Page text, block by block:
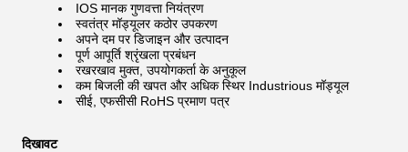
IOS मानक गुणवत्ता नियंत्रण
स्वतंत्र मॉड्यूलर कठोर उपकरण
अपने दम पर डिजाइन और उत्पादन
पूर्ण आपूर्ति श्रृंखला प्रबंधन
रखरखाव मुक्त, उपयोगकर्ता के अनुकूल
कम बिजली की खपत और अधिक स्थिर Industrious मॉड्यूल
सीई, एफसीसी RoHS प्रमाण पत्र
दिखावट